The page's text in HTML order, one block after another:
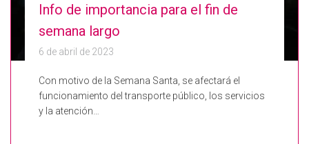
Info de importancia para el fin de
semana largo
6 de abril de 2023
Con motivo de la Semana Santa, se afectará el
funcionamiento del transporte público, los servicios
y la atención…